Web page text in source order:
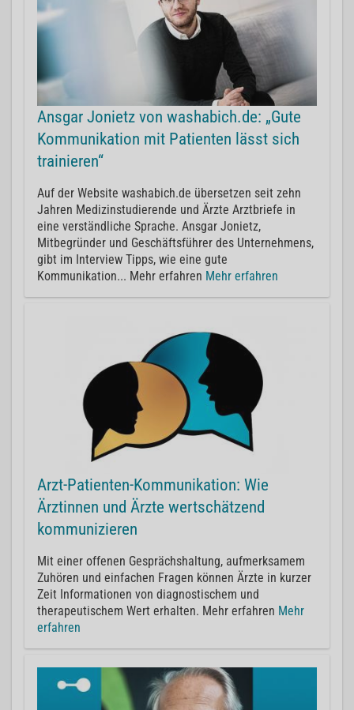
Ansgar Jonietz von washabich.de: „Gute
Kommunikation mit Patienten lässt sich
trainieren“
Auf der Website washabich.de übersetzen seit zehn
Jahren Medizinstudierende und Ärzte Arztbriefe in
eine verständliche Sprache. Ansgar Jonietz,
Mitbegründer und Geschäftsführer des Unternehmens,
gibt im Interview Tipps, wie eine gute
Kommunikation... Mehr erfahren Mehr erfahren
Arzt-Patienten-Kommunikation: Wie
Ärztinnen und Ärzte wertschätzend
kommunizieren
Mit einer offenen Gesprächshaltung, aufmerksamem
Zuhören und einfachen Fragen können Ärzte in kurzer
Zeit Informationen von diagnostischem und
therapeutischem Wert erhalten. Mehr erfahren Mehr
erfahren